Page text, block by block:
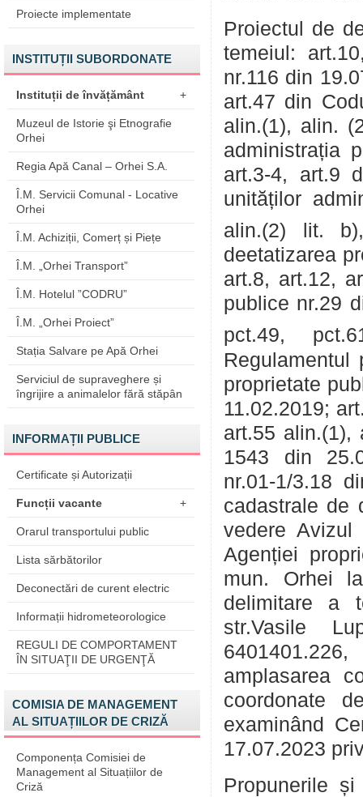
Proiecte implementate
INSTITUȚII SUBORDONATE
Instituții de învățământ +
Muzeul de Istorie şi Etnografie
Orhei
Regia Apă Canal – Orhei S.A.
Î.M. Servicii Comunal - Locative
Orhei
Î.M. Achiziții, Comerț și Piețe
Î.M. „Orhei Transport”
Î.M. Hotelul ”CODRU”
Î.M. „Orhei Proiect”
Stația Salvare pe Apă Orhei
Serviciul de supraveghere și
îngrijire a animalelor fără stăpân
INFORMAȚII PUBLICE
Certificate și Autorizații
Funcții vacante +
Orarul transportului public
Lista sărbătorilor
Deconectări de curent electric
Informații hidrometeorologice
REGULI DE COMPORTAMENT
ÎN SITUAŢII DE URGENŢĂ
COMISIA DE MANAGEMENT
AL SITUAȚIILOR DE CRIZĂ
Componența Comisiei de
Management al Situațiilor de
Criză
Proiectul de
temeiul:
nr.116 din
art.47 din
alin.(1), alin.
administrația
art.3-4, art.9
unităților
alin.(2) lit.
deetatizarea
art.8, art.12,
publice nr.29
pct.49,
proprietate
11.02.2019;
art.55 alin.(1),
1543 din
nr.01-1/3.18
cadastrale de
vedere
Agenției
mun. Orhei
delimitare a
str.Vasile
amplasarea
coordonate
examinând
17.07.2023
Propunerile